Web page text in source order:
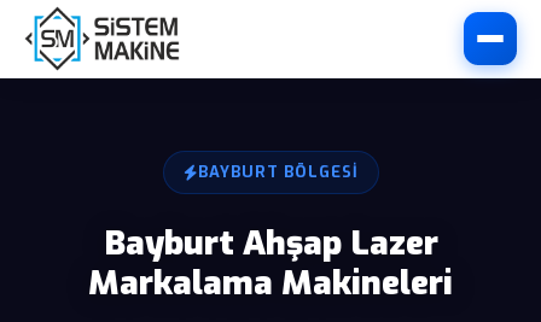
BAYBURT BÖLGESI
Bayburt Ahşap Lazer
Markalama Makineleri